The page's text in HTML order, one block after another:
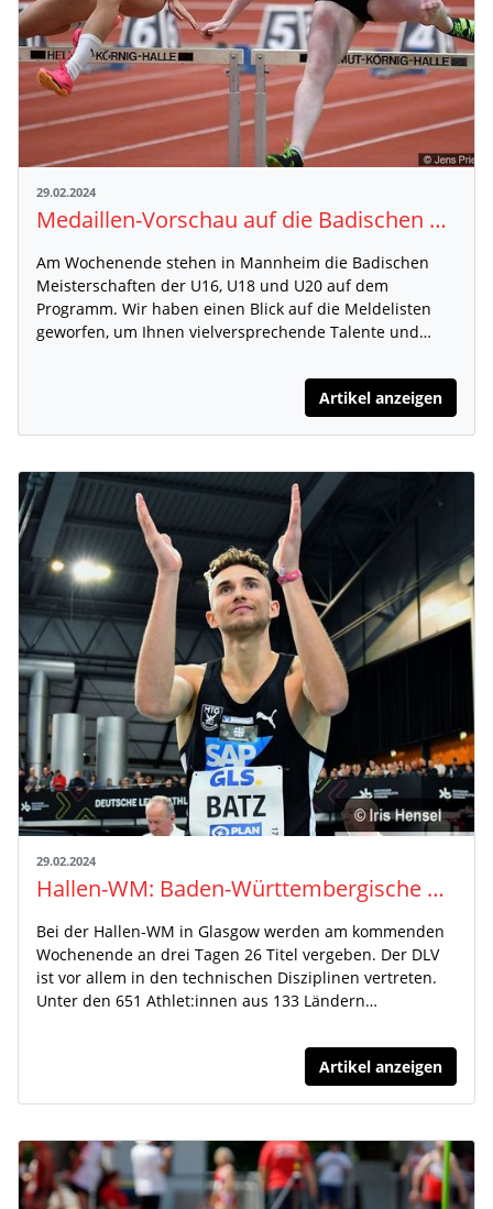
29.02.2024
Medaillen-Vorschau auf die Badischen Meisterschaften
Am Wochenende stehen in Mannheim die Badischen
Meisterschaften der U16, U18 und U20 auf dem
Programm. Wir haben einen Blick auf die Meldelisten
geworfen, um Ihnen vielversprechende Talente und…
Artikel anzeigen
29.02.2024
Hallen-WM: Baden-Württembergische Athlet:innen mit Top-Acht-Chancen
Bei der Hallen-WM in Glasgow werden am kommenden
Wochenende an drei Tagen 26 Titel vergeben. Der DLV
ist vor allem in den technischen Disziplinen vertreten.
Unter den 651 Athlet:innen aus 133 Ländern…
Artikel anzeigen